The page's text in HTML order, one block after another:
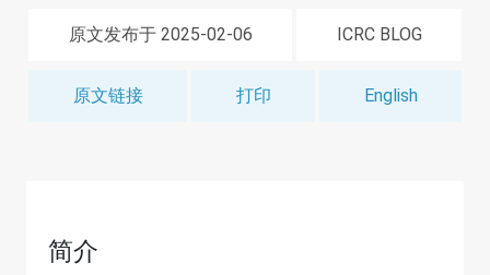
原文发布于 2025-02-06 ICRC BLOG
原文链接 打印 English
简介